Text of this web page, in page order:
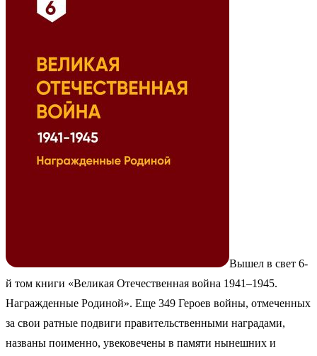
Вышел в свет 6-
й том книги «Великая Отечественная война 1941–1945.
Награжденные Родиной». Еще 349 Героев войны, отмеченных
за свои ратные подвиги правительственными наградами,
названы поименно, увековечены в памяти нынешних и